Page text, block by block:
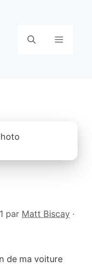
Menu
4
par Matt Biscay ·
de ma voiture